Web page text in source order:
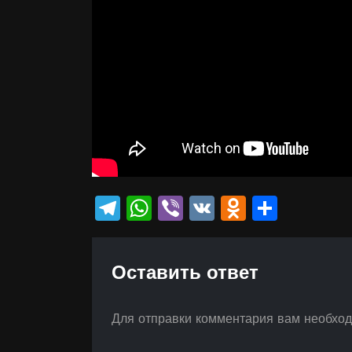
Telegram
WhatsApp
Viber
VK
Оставить ответ
Для отправки комментария вам